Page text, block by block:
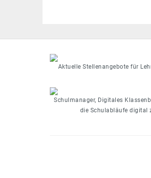
Aktuelle Stellenangebote für
Schulmanager, Digitales
die Schulabläufe digital